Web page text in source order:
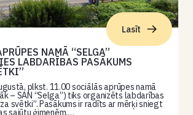
Lasīt
NAMĀ “SELGA”
LABDARĪBAS PASĀKUMS
plkst. 11.00 sociālās aprūpes namā
– SAN “Selga”) tiks organizēts labdarības
svētki”. Pasākums ir radīts ar mērķi sniegt
sajūtu ģimenēm,…